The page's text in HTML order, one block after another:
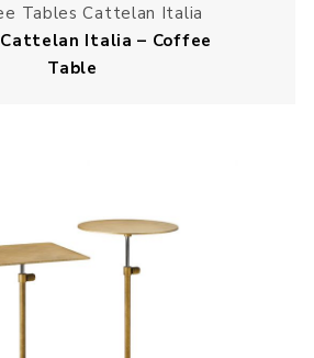
Tables Cattelan Italia
Italia – Coffee
Table